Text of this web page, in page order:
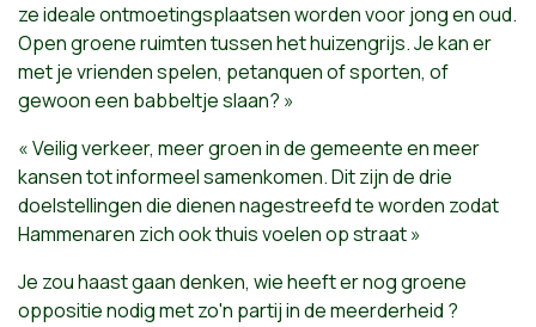
ze ideale ontmoetingsplaatsen worden voor jong en oud.
Open groene ruimten tussen het huizengrijs. Je kan er
met je vrienden spelen, petanquen of sporten, of
gewoon een babbeltje slaan? »
« Veilig verkeer, meer groen in de gemeente en meer
kansen tot informeel samenkomen. Dit zijn de drie
doelstellingen die dienen nagestreefd te worden zodat
Hammenaren zich ook thuis voelen op straat »
Je zou haast gaan denken, wie heeft er nog groene
oppositie nodig met zo'n partij in de meerderheid ?